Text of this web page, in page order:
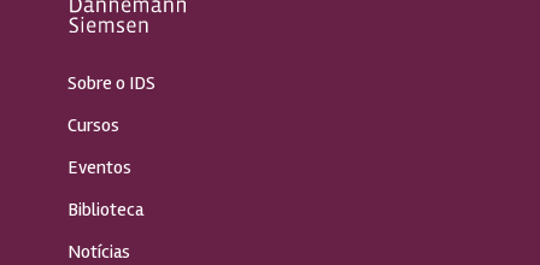
Sobre o IDS
Cursos
Eventos
Biblioteca
Notícias